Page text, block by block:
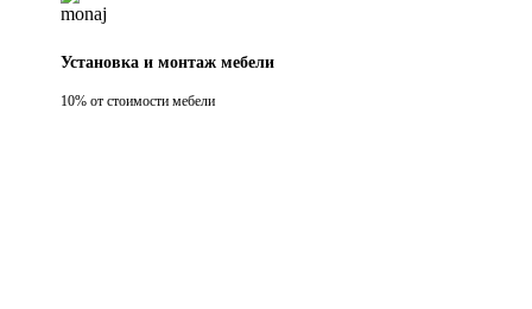
Установка и монтаж мебели
10% от стоимости мебели